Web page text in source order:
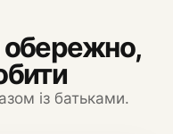
із батьками.